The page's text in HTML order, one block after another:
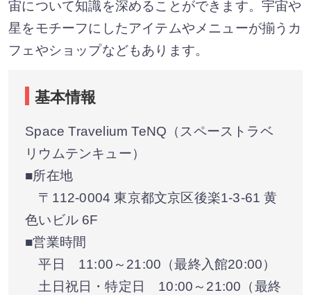
宙について知識を深めることができます。宇宙や
星をモチーフにしたアイテムやメニューが揃うカ
フェやショップなどもあります。
基本情報
Space Travelium TeNQ（スペーストラベ
リウムテンキュー）
■所在地
〒112-0004 東京都文京区後楽1-3-61 黄
色いビル 6F
■営業時間
平日 11:00～21:00（最終入館20:00）
土日祝日・特定日 10:00～21:00（最終